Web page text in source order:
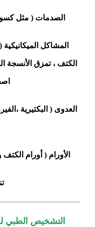
الصدمات ( مثل
المشاكل
الكتف ، تمزق الأنسجة
العدوى ( البكتيرية
الأورام ( أورام
التشخيص الطبي